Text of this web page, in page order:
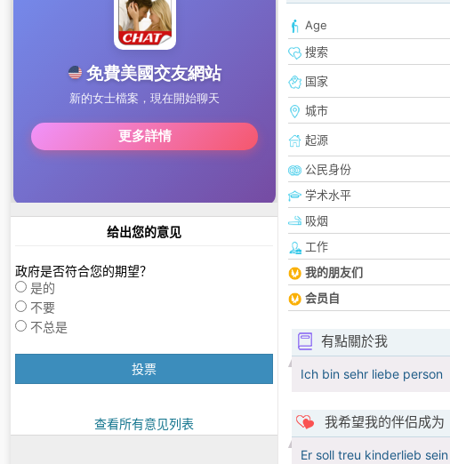
给出您的意见
政府是否符合您的期望？
是的
不要
不总是
投票
查看所有意见列表
Age
搜索
国家
城市
起源
公民身份
学术水平
吸烟
工作
我的朋友们
会员自
有點關於我
Ich bin sehr liebe person
我希望我的伴侣成为
Er soll treu kinderlieb sein